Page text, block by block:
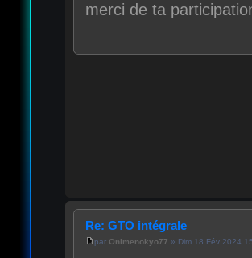
merci de ta
Re: GTO intégrale
par Onimenokyo77 » Dim 18 Fév 2024